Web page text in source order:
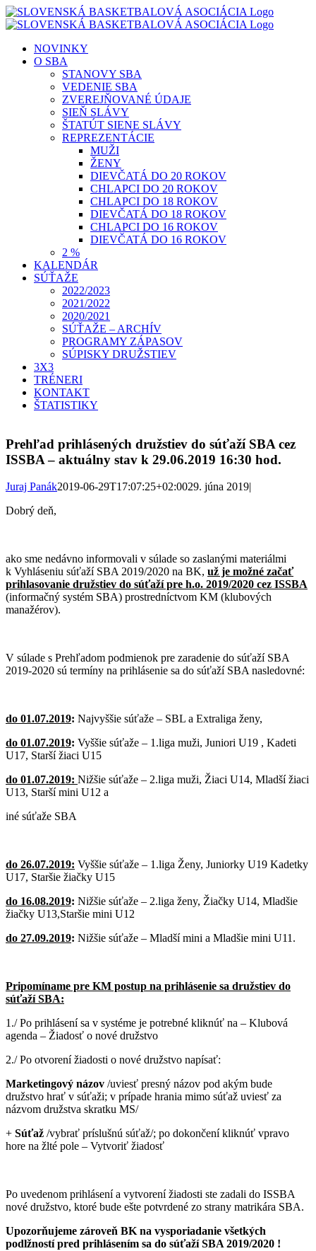
Skip
to
NOVINKY
O SBA
STANOVY SBA
VEDENIE SBA
ZVEREJŇOVANÉ ÚDAJE
SIEŇ SLÁVY
ŠTATÚT SIENE SLÁVY
REPREZENTÁCIE
MUŽI
ŽENY
DIEVČATÁ DO 20 ROKOV
CHLAPCI DO 20 ROKOV
CHLAPCI DO 18 ROKOV
DIEVČATÁ DO 18 ROKOV
CHLAPCI DO 16 ROKOV
DIEVČATÁ DO 16 ROKOV
2 %
KALENDÁR
SÚŤAŽE
2022/2023
2021/2022
2020/2021
SÚŤAŽE – ARCHÍV
PROGRAMY ZÁPASOV
SÚPISKY DRUŽSTIEV
3X3
TRÉNERI
KONTAKT
ŠTATISTIKY
Prehľad prihlásených družstiev do súťaží SBA cez
ISSBA – aktuálny stav k 29.06.2019 16:30 hod.
Juraj Panák2019-06-29T17:07:25+02:0029. júna 2019|
Dobrý deň,
ako sme nedávno informovali v súlade so zaslanými materiálmi
k Vyhláseniu súťaží SBA 2019/2020 na BK, už je možné začať
prihlasovanie družstiev do súťaží pre h.o. 2019/2020 cez ISSBA
(informačný systém SBA) prostredníctvom KM (klubových
manažérov).
V súlade s Prehľadom podmienok pre zaradenie do súťaží SBA
2019-2020 sú termíny na prihlásenie sa do súťaží SBA nasledovné:
do 01.07.2019: Najvyššie súťaže – SBL a Extraliga ženy,
do 01.07.2019: Vyššie súťaže – 1.liga muži, Juniori U19 , Kadeti
U17, Starší žiaci U15
do 01.07.2019: Nižšie súťaže – 2.liga muži, Žiaci U14, Mladší žiaci
U13, Starší mini U12 a
iné súťaže SBA
do 26.07.2019: Vyššie súťaže – 1.liga Ženy, Juniorky U19 Kadetky
U17, Staršie žiačky U15
do 16.08.2019: Nižšie súťaže – 2.liga ženy, Žiačky U14, Mladšie
žiačky U13,Staršie mini U12
do 27.09.2019: Nižšie súťaže – Mladší mini a Mladšie mini U11.
Pripomíname pre KM postup na prihlásenie sa družstiev do
súťaží SBA:
1./ Po prihlásení sa v systéme je potrebné kliknúť na – Klubová
agenda – Žiadosť o nové družstvo
2./ Po otvorení žiadosti o nové družstvo napísať:
Marketingový názov /uviesť presný názov pod akým bude
družstvo hrať v súťaži; v prípade hrania mimo súťaž uviesť za
názvom družstva skratku MS/
+ Súťaž /vybrať príslušnú súťaž/; po dokončení kliknúť vpravo
hore na žlté pole – Vytvoriť žiadosť
Po uvedenom prihlásení a vytvorení žiadosti ste zadali do ISSBA
nové družstvo, ktoré bude ešte potvrdené zo strany matrikára SBA.
Upozorňujeme zároveň BK na vysporiadanie všetkých
podlžností pred prihlásením sa do súťaží SBA 2019/2020 !